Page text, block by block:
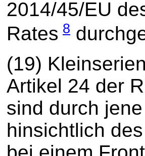
2014/45/EU
Rates 8
(19)
Artikel 24 der
sind durch
hinsichtlich